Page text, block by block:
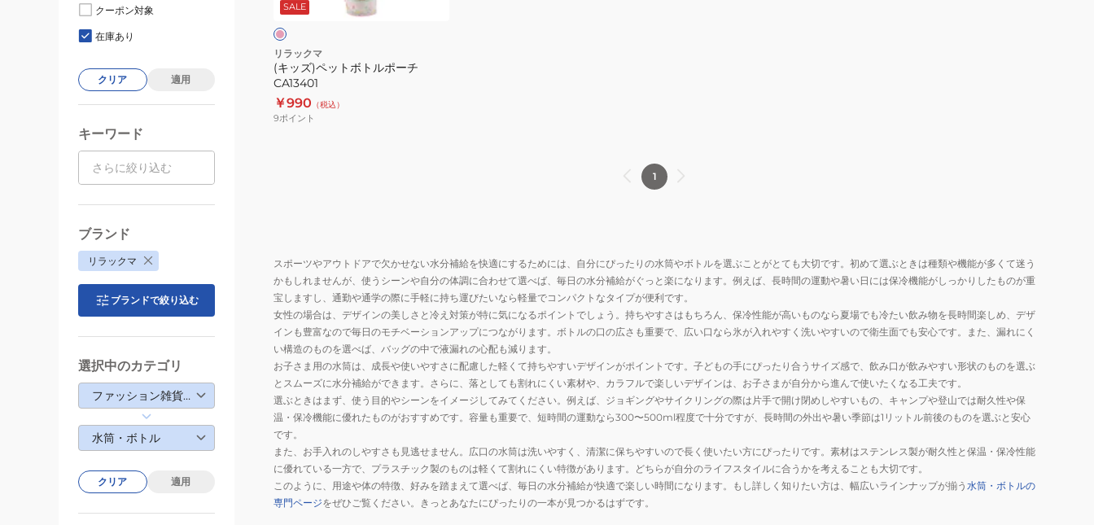
ル
ポ
ー
チ
CA13401
SALE
リラックマ
(キッズ)ペットボトルポーチ
CA13401
￥990 （税込）
9ポイント
1
スポーツやアウトドアで欠かせない水分補給を快適にするためには、自分にぴったりの水筒やボトルを選ぶことがとても大切です。初めて選ぶときは種類や機能が多くて迷う
かもしれませんが、使うシーンや自分の体調に合わせて選べば、毎日の水分補給がぐっと楽になります。例えば、長時間の運動や暑い日には保冷機能がしっかりしたものが重
宝しますし、通勤や通学の際に手軽に持ち運びたいなら軽量でコンパクトなタイプが便利です。
女性の場合は、デザインの美しさと冷え対策が特に気になるポイントでしょう。持ちやすさはもちろん、保冷性能が高いものなら夏場でも冷たい飲み物を長時間楽しめ、デザ
インも豊富なので毎日のモチベーションアップにつながります。ボトルの口の広さも重要で、広い口なら氷が入れやすく洗いやすいので衛生面でも安心です。また、漏れにく
い構造のものを選べば、バッグの中で液漏れの心配も減ります。
お子さま用の水筒は、成長や使いやすさに配慮した軽くて持ちやすいデザインがポイントです。子どもの手にぴったり合うサイズ感で、飲み口が飲みやすい形状のものを選ぶ
とスムーズに水分補給ができます。さらに、落としても割れにくい素材や、カラフルで楽しいデザインは、お子さまが自分から進んで使いたくなる工夫です。
選ぶときはまず、使う目的やシーンをイメージしてみてください。例えば、ジョギングやサイクリングの際は片手で開け閉めしやすいもの、キャンプや登山では耐久性や保
温・保冷機能に優れたものがおすすめです。容量も重要で、短時間の運動なら300〜500ml程度で十分ですが、長時間の外出や暑い季節は1リットル前後のものを選ぶと安心
です。
また、お手入れのしやすさも見逃せません。広口の水筒は洗いやすく、清潔に保ちやすいので長く使いたい方にぴったりです。素材はステンレス製が耐久性と保温・保冷性能
に優れている一方で、プラスチック製のものは軽くて割れにくい特徴があります。どちらが自分のライフスタイルに合うかを考えることも大切です。
このように、用途や体の特徴、好みを踏まえて選べば、毎日の水分補給が快適で楽しい時間になります。もし詳しく知りたい方は、幅広いラインナップが揃う 水筒・ボトルの
専門ページをぜひご覧ください。きっとあなたにぴったりの一本が見つかるはずです。
クーポン対象
在庫あり
クリア 適用
キーワード
ブランド
リラックマ
ブランドで絞り込む
選択中のカテゴリ
ファッション雑貨・生活雑貨
水筒・ボトル
クリア 適用